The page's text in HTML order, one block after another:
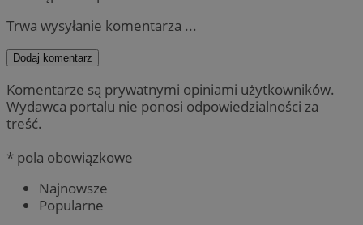
Trwa wysyłanie komentarza ...
Dodaj komentarz
Komentarze są prywatnymi opiniami użytkowników.
Wydawca portalu nie ponosi odpowiedzialności za
treść.
* pola obowiązkowe
Najnowsze
Popularne